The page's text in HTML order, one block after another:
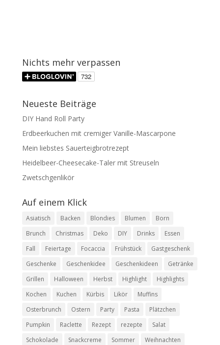
Nichts mehr verpassen
Neueste Beiträge
DIY Hand Roll Party
Erdbeerkuchen mit cremiger Vanille-Mascarpone
Mein liebstes Sauerteigbrotrezept
Heidelbeer-Cheesecake-Taler mit Streuseln
Zwetschgenlikör
Auf einem Klick
Asiatisch Backen Blondies Blumen
Born
Brunch
Christmas Deko DIY Drinks
Essen
Fall
Feiertage Focaccia Frühstück
Gastgeschenk
Geschenke
Geschenkidee Geschenkideen
Getränke
Grillen
Halloween Herbst Highlight
Highlights
Kochen
Kuchen Kürbis Likör
Muffins
Osterbrunch
Ostern Party Pasta
Plätzchen
Pumpkin
Raclette Rezept rezepte
Salat
Schokolade
Snackcreme Sommer Weihnachten